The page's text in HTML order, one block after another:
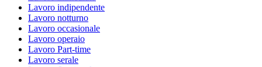
Lavoro indipendente
Lavoro notturno
Lavoro occasionale
Lavoro operaio
Lavoro Part-time
Lavoro serale